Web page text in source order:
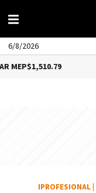
6/8/2026
IPROFESIONAL